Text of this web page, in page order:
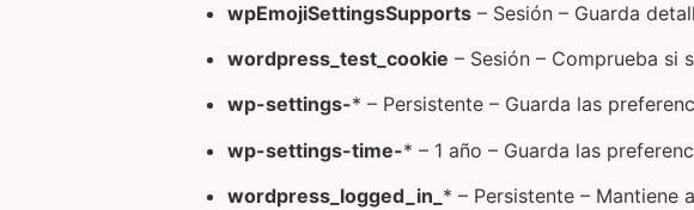
wpEmojiSettingsSupports – Sesión – Guarda
wordpress_test_cookie – Sesión – Comprueba si
wp-settings-* – Persistente – Guarda las
wp-settings-time-* – 1 año – Guarda las
wordpress_logged_in_ * – Persistente – Mantiene